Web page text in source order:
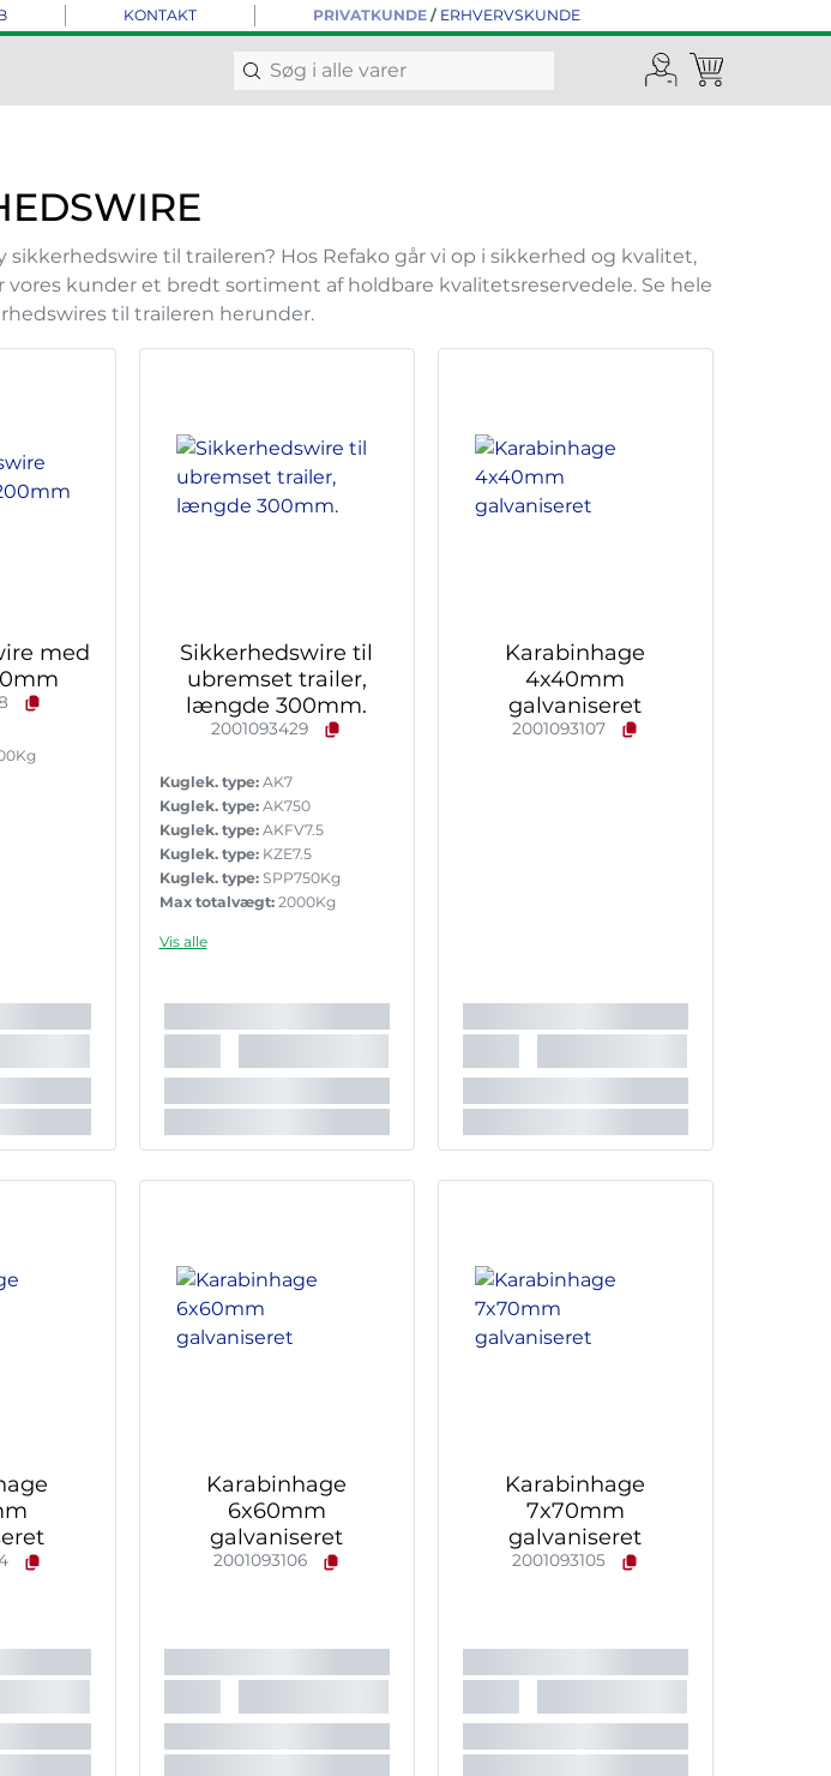
KONTAKT PRIVATKUNDE/ ERHVERVSKUNDE
sikkerhedswire til traileren? Hos Refako går vi op i sikkerhed og kvalitet,
vores kunder et bredt sortiment af holdbare kvalitetsreservedele. Se hele
til traileren herunder.
med
Sikkerhedswire til
ubremset trailer,
længde 300mm.
2001093429
Kuglek. type: AK7
Kuglek. type: AK750
Kuglek. type: AKFV7.5
Kuglek. type: KZE7.5
Kuglek. type: SPP750Kg
Max totalvægt: 2000Kg
Vis alle
Karabinhage
4x40mm
galvaniseret
2001093107
Karabinhage
6x60mm
galvaniseret
2001093106
Karabinhage
7x70mm
galvaniseret
2001093105